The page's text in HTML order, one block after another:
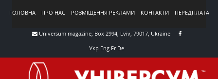
ГОЛОВНА ПРО НАС РОЗМІЩЕННЯ РЕКЛАМИ КОНТАКТИ ПЕРЕДПЛАТА
Universum magazine, Box 2994, Lviv, 79017, Ukraine
Укр Eng Fr De